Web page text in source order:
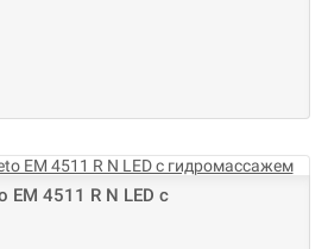
ЕМ 4511 R N LED с